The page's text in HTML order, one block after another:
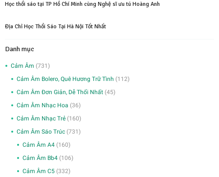
Học thổi sáo tại TP Hồ Chí Minh cùng Nghệ sĩ ưu tú Hoàng Anh
Địa Chỉ Học Thổi Sáo Tại Hà Nội Tốt Nhất
Danh mục
Cảm Âm (731)
Cảm Âm Bolero, Quê Hương Trữ Tình (112)
Cảm Âm Đơn Giản, Dễ Thổi Nhất (45)
Cảm Âm Nhạc Hoa (36)
Cảm Âm Nhạc Trẻ (160)
Cảm Âm Sáo Trúc (731)
Cảm Âm A4 (160)
Cảm Âm Bb4 (106)
Cảm Âm C5 (332)